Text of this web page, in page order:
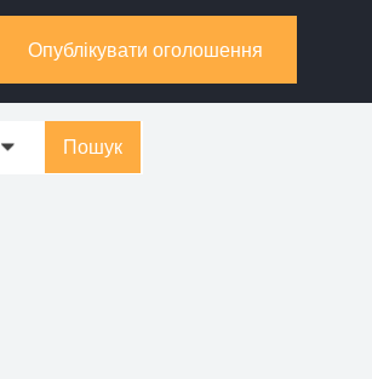
Опублікувати оголошення
0 Пошук